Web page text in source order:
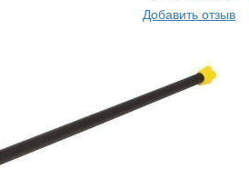
Добавить отзыв